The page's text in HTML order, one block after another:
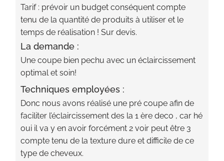
Tarif : prévoir un budget conséquent compte
tenu de la quantité de produits à utiliser et le
temps de réalisation ! Sur devis.
La demande :
Une coupe bien pechu avec un éclaircissement
optimal et soin!
Techniques employées :
Donc nous avons réalisé une pré coupe afin de
faciliter l’éclaircissement des la 1 ère deco , car hé
oui il va y en avoir forcément 2 voir peut être 3
compte tenu de la texture dure et difficile de ce
type de cheveux.